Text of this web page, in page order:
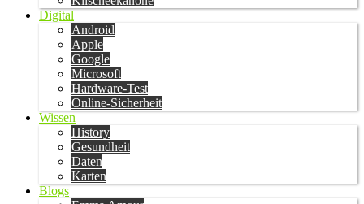
Digital
Android
Apple
Google
Microsoft
Hardware-Test
Online-Sicherheit
Wissen
History
Gesundheit
Daten
Karten
Blogs